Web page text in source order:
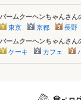
バームクーヘンちゃんさん
東京 京都 長野
バームクーヘンちゃんさん
ケーキ カフェ